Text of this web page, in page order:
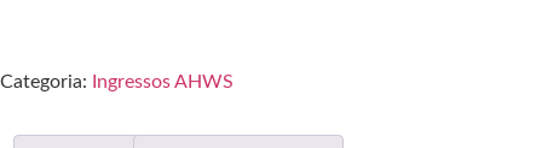
Categoria: Ingressos AHWS